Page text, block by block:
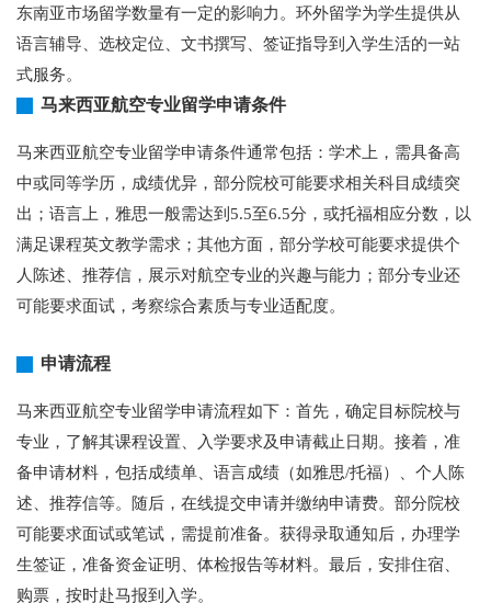
东南亚市场留学数量有一定的影响力。环外留学为学生提供从
语言辅导、选校定位、文书撰写、签证指导到入学生活的一站
式服务。
马来西亚航空专业留学申请条件
马来西亚航空专业留学申请条件通常包括：学术上，需具备高
中或同等学历，成绩优异，部分院校可能要求相关科目成绩突
出；语言上，雅思一般需达到5.5至6.5分，或托福相应分数，以
满足课程英文教学需求；其他方面，部分学校可能要求提供个
人陈述、推荐信，展示对航空专业的兴趣与能力；部分专业还
可能要求面试，考察综合素质与专业适配度。
申请流程
马来西亚航空专业留学申请流程如下：首先，确定目标院校与
专业，了解其课程设置、入学要求及申请截止日期。接着，准
备申请材料，包括成绩单、语言成绩（如雅思/托福）、个人陈
述、推荐信等。随后，在线提交申请并缴纳申请费。部分院校
可能要求面试或笔试，需提前准备。获得录取通知后，办理学
生签证，准备资金证明、体检报告等材料。最后，安排住宿、
购票，按时赴马报到入学。